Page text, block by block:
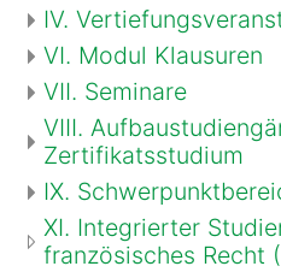
IV.
VI. Modul Klausuren
VII. Seminare
VIII.
Zertifikatsstudium
IX.
XI. Integrierter
französisches Recht